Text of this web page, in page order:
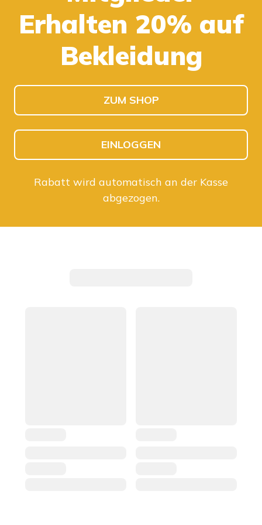
HERREN SHOPPEN
KINDER SHOPPEN
Erhalten 20% auf
Bekleidung
ZUM SHOP
EINLOGGEN
Rabatt wird automatisch an der Kasse
abgezogen.